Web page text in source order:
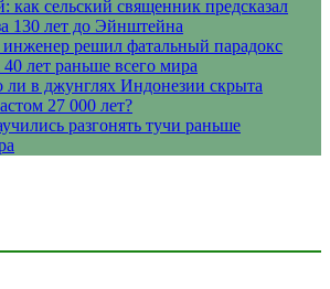
как сельский священник предсказал
130 лет до Эйнштейна
инженер решил фатальный парадокс
лет раньше всего мира
ли в джунглях Индонезии скрыта
27 000 лет?
разгонять тучи раньше